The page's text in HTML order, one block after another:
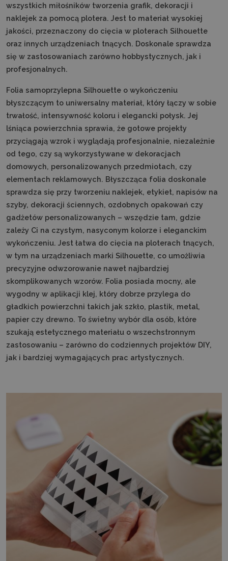
wszystkich miłośników tworzenia grafik, dekoracji i
naklejek za pomocą plotera. Jest to materiał wysokiej
jakości, przeznaczony do cięcia w ploterach Silhouette
oraz innych urządzeniach tnących. Doskonale sprawdza
się w zastosowaniach zarówno hobbystycznych, jak i
profesjonalnych.
Folia samoprzylepna Silhouette o wykończeniu
błyszczącym to uniwersalny materiał, który łączy w sobie
trwałość, intensywność koloru i elegancki połysk. Jej
lśniąca powierzchnia sprawia, że gotowe projekty
przyciągają wzrok i wyglądają profesjonalnie, niezależnie
od tego, czy są wykorzystywane w dekoracjach
domowych, personalizowanych przedmiotach, czy
elementach reklamowych. Błyszcząca folia doskonale
sprawdza się przy tworzeniu naklejek, etykiet, napisów na
szyby, dekoracji ściennych, ozdobnych opakowań czy
gadżetów personalizowanych – wszędzie tam, gdzie
zależy Ci na czystym, nasyconym kolorze i eleganckim
wykończeniu. Jest łatwa do cięcia na ploterach tnących,
w tym na urządzeniach marki Silhouette, co umożliwia
precyzyjne odwzorowanie nawet najbardziej
skomplikowanych wzorów. Folia posiada mocny, ale
wygodny w aplikacji klej, który dobrze przylega do
gładkich powierzchni takich jak szkło, plastik, metal,
papier czy drewno. To świetny wybór dla osób, które
szukają estetycznego materiału o wszechstronnym
zastosowaniu – zarówno do codziennych projektów DIY,
jak i bardziej wymagających prac artystycznych.